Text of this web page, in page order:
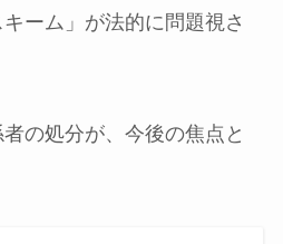
キーム」が法的に問題視さ
の処分が、今後の焦点と